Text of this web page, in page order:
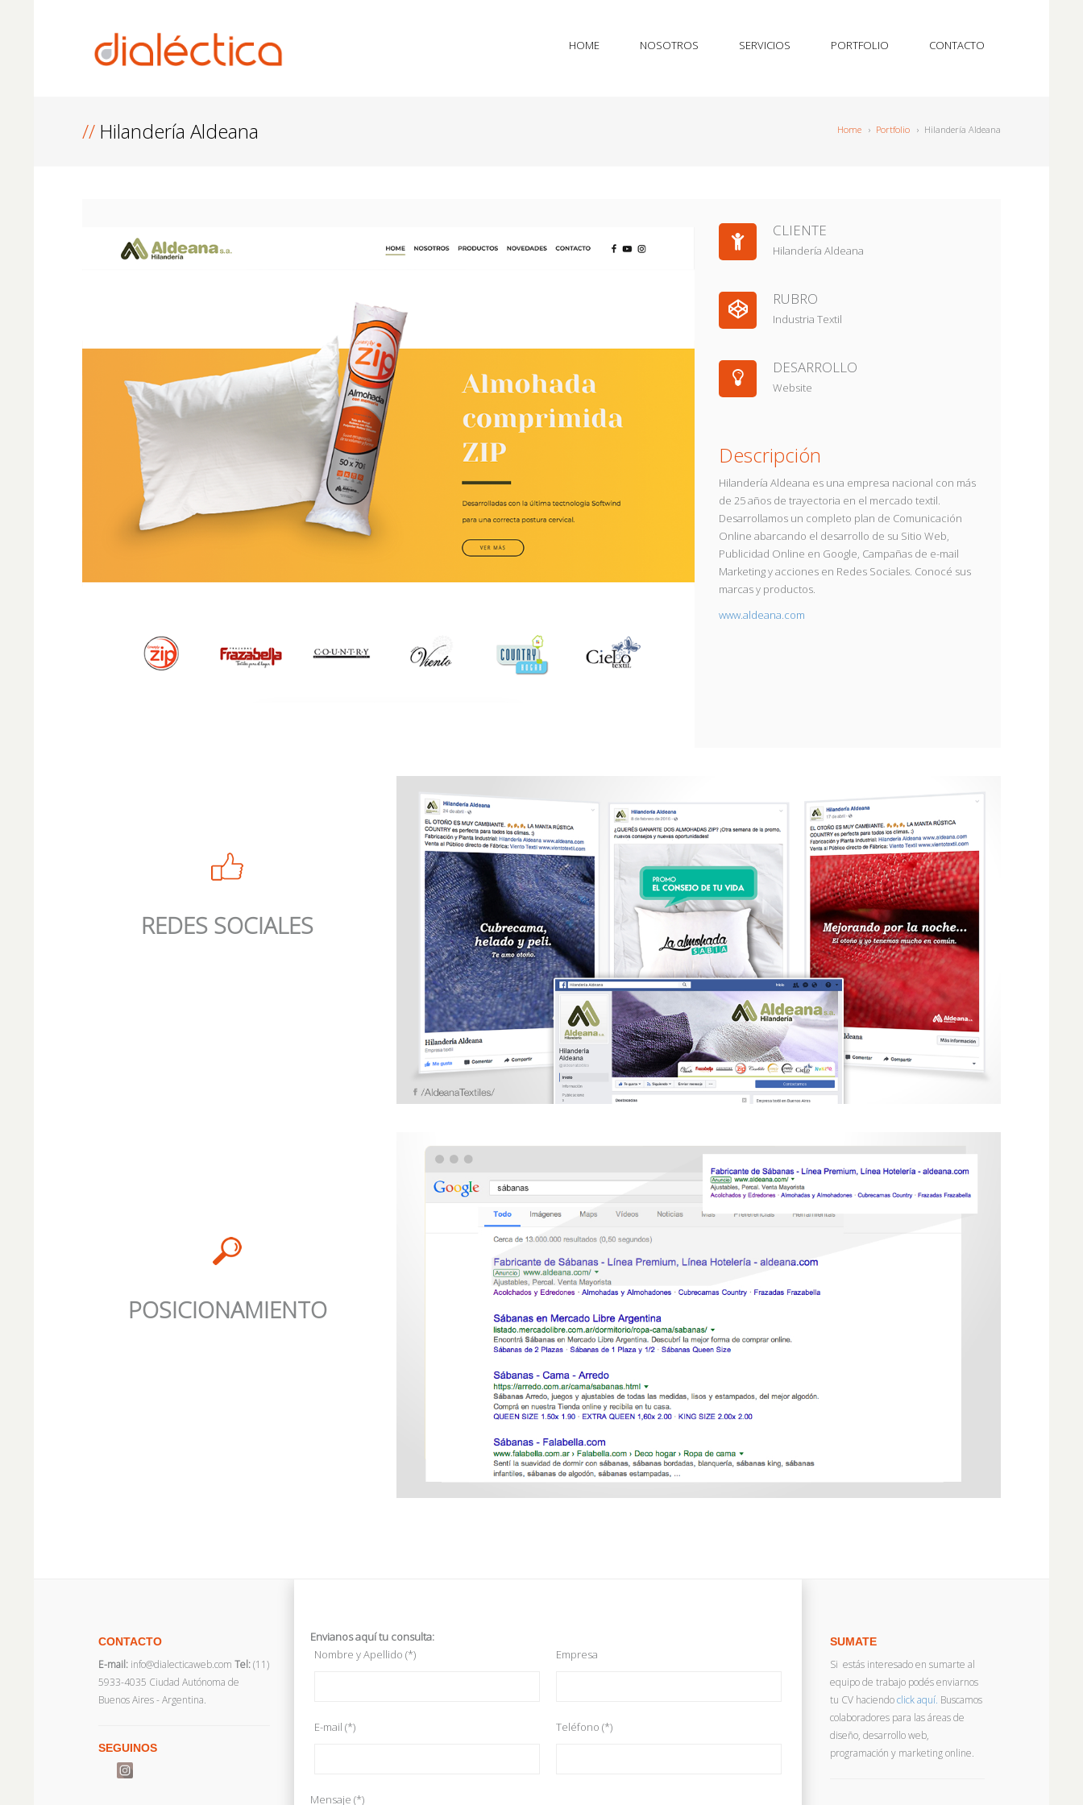
HOME NOSOTROS SERVICIOS PORTFOLIO CONTACTO
Hilandería Aldeana Home › Portfolio › Hilandería Aldeana
CLIENTE
Hilandería Aldeana
RUBRO
Industria Textil
DESARROLLO
Website
Descripción
Hilandería Aldeana es una empresa nacional con más
de 25 años de trayectoria en el mercado textil.
Desarrollamos un completo plan de Comunicación
Online abarcando el desarrollo de su Sitio Web,
Publicidad Online en Google, Campañas de e-mail
Marketing y acciones en Redes Sociales. Conocé sus
marcas y productos.
www.aldeana.com
REDES SOCIALES
POSICIONAMIENTO
CONTACTO
E-mail: info@dialecticaweb.com Tel:(11)
5933-4035 Ciudad Autónoma de
Buenos Aires - Argentina.
SEGUINOS
Envianos aquí tu consulta:
Nombre y Apellido (*)
Empresa
E-mail (*) Teléfono (*)
Mensaje (*)
SUMATE
Si estás interesado en sumarte al
equipo de trabajo podés enviarnos
tu CV haciendoclick aquí. Buscamos
colaboradores para las áreas de
diseño, desarrollo web,
programación y marketing online.